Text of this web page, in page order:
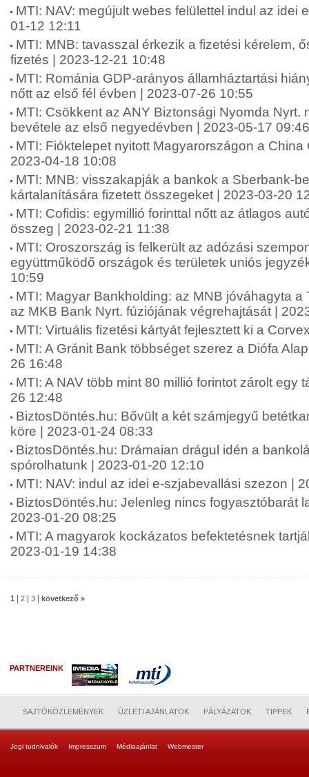
MTI: NAV: megújult webes felülettel indul az idei
01-12 12:11
MTI: MNB: tavasszal érkezik a fizetési kérelem,
fizetés | 2023-12-21 10:48
MTI: Románia GDP-arányos államháztartási
nőtt az első fél évben | 2023-07-26 10:55
MTI: Csökkent az ANY Biztonsági Nyomda Nyrt.
bevétele az első negyedévben | 2023-05-17 09:46
MTI: Fióktelepet nyitott Magyarországon a China
2023-04-18 10:08
MTI: MNB: visszakapják a bankok a Sberbank-
kártalanítására fizetett összegeket | 2023-03-20
MTI: Cofidis: egymillió forinttal nőtt az átlagos
összeg | 2023-02-21 11:38
MTI: Oroszország is felkerült az adózási
együttműködő országok és területek uniós
10:59
MTI: Magyar Bankholding: az MNB jóváhagyta a
az MKB Bank Nyrt. fúziójának végrehajtását |
MTI: Virtuális fizetési kártyát fejlesztett ki a
MTI: A Gránit Bank többséget szerez a Diófa
26 16:48
MTI: A NAV több mint 80 millió forintot zárolt egy
26 12:48
BiztosDöntés.hu: Bővült a két számjegyű
köre | 2023-01-24 08:33
BiztosDöntés.hu: Drámaian drágul idén a
spórolhatunk | 2023-01-20 12:10
MTI: NAV: indul az idei e-szjabevallási szezon |
BiztosDöntés.hu: Jelenleg nincs fogyasztóbarát
2023-01-20 08:25
MTI: A magyarok kockázatos befektetésnek
2023-01-19 14:38
1 2 3 következő »
PARTNEREINK
SAJTÓKÖZLEMÉNYEK ÜZLETI AJÁNLATOK PÁLYÁZATOK TIPPEK
Jogi tudnivalók Impresszum Médiaajánlat Webmester